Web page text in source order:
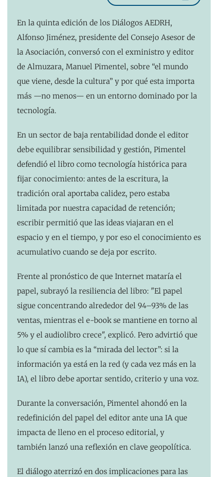
En la quinta edición de los Diálogos AEDRH,
Alfonso Jiménez, presidente del Consejo Asesor de
la Asociación, conversó con el exministro y editor
de Almuzara, Manuel Pimentel, sobre “el mundo
que viene, desde la cultura” y por qué esta importa
más —no menos— en un entorno dominado por la
tecnología.
En un sector de baja rentabilidad donde el editor
debe equilibrar sensibilidad y gestión, Pimentel
defendió el libro como tecnología histórica para
fijar conocimiento: antes de la escritura, la
tradición oral aportaba calidez, pero estaba
limitada por nuestra capacidad de retención;
escribir permitió que las ideas viajaran en el
espacio y en el tiempo, y por eso el conocimiento es
acumulativo cuando se deja por escrito.
Frente al pronóstico de que Internet mataría el
papel, subrayó la resiliencia del libro: "El papel
sigue concentrando alrededor del 94–93% de las
ventas, mientras el e-book se mantiene en torno al
5% y el audiolibro crece", explicó. Pero advirtió que
lo que sí cambia es la “mirada del lector”: si la
información ya está en la red (y cada vez más en la
IA), el libro debe aportar sentido, criterio y una voz.
Durante la conversación, Pimentel ahondó en la
redefinición del papel del editor ante una IA que
impacta de lleno en el proceso editorial, y
también lanzó una reflexión en clave geopolítica.
El diálogo aterrizó en dos implicaciones para las